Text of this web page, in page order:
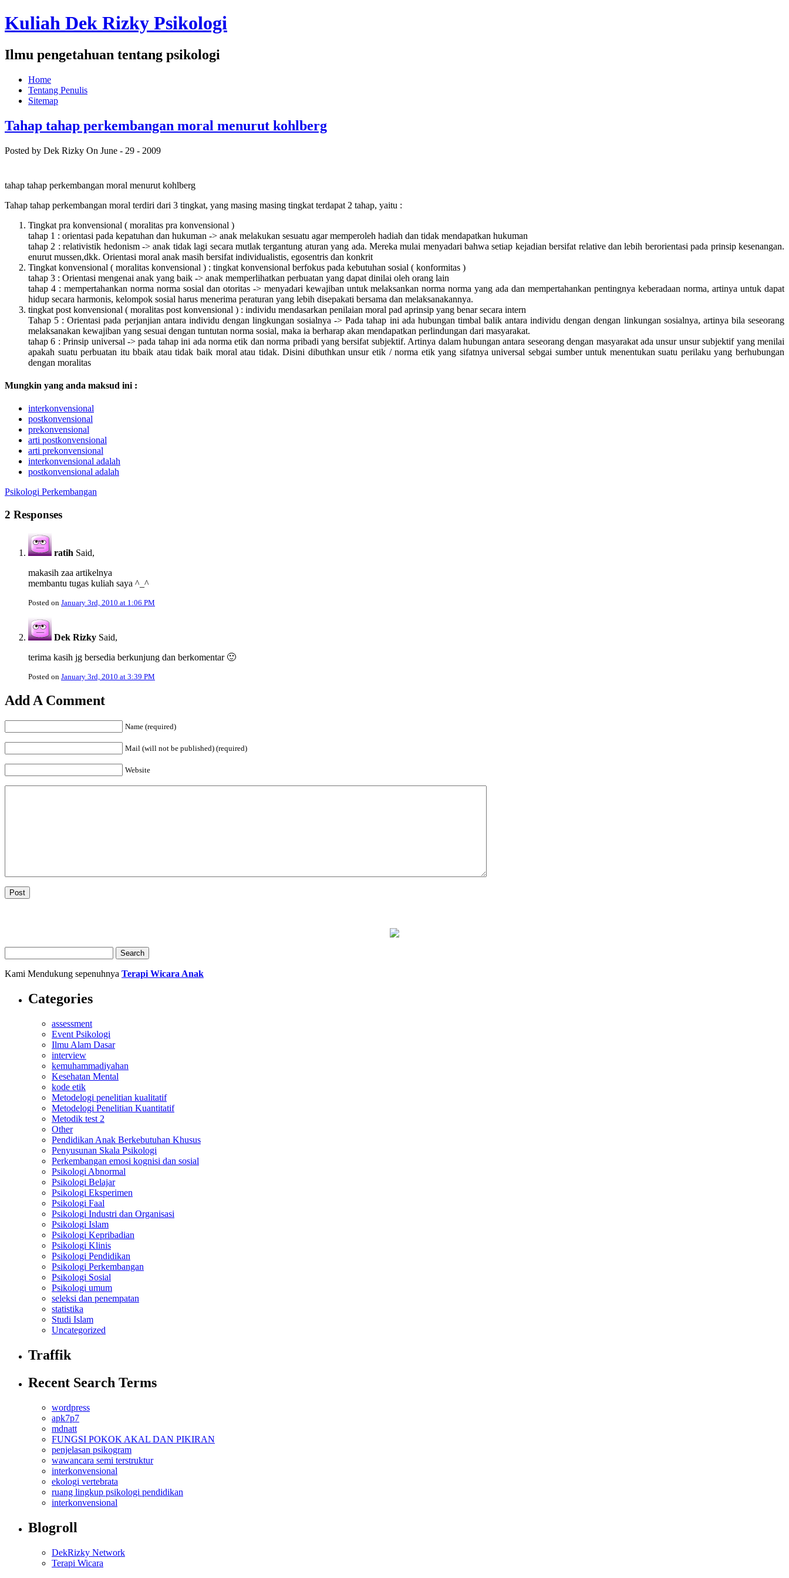
Kuliah Dek Rizky Psikologi
Ilmu pengetahuan tentang psikologi
Home
Tentang Penulis
Sitemap
Tahap tahap perkembangan moral menurut kohlberg
Posted by Dek Rizky On June - 29 - 2009
tahap tahap perkembangan moral menurut kohlberg
Tahap tahap perkembangan moral terdiri dari 3 tingkat, yang masing masing tingkat terdapat 2 tahap, yaitu :
Tingkat pra konvensional ( moralitas pra konvensional )
tahap 1 : orientasi pada kepatuhan dan hukuman -> anak melakukan sesuatu agar memperoleh hadiah dan tidak mendapatkan hukuman
tahap 2 : relativistik hedonism -> anak tidak lagi secara mutlak tergantung aturan yang ada. Mereka mulai menyadari bahwa setiap kejadian bersifat relative dan lebih berorientasi pada prinsip kesenangan.
enurut mussen,dkk. Orientasi moral anak masih bersifat individualistis, egosentris dan konkrit
Tingkat konvensional ( moralitas konvensional ) : tingkat konvensional berfokus pada kebutuhan sosial ( konformitas )
tahap 3 : Orientasi mengenai anak yang baik -> anak memperlihatkan perbuatan yang dapat dinilai oleh orang lain
tahap 4 : mempertahankan norma norma sosial dan otoritas -> menyadari kewajiban untuk melaksankan norma norma yang ada dan mempertahankan pentingnya keberadaan norma, artinya untuk dapat
hidup secara harmonis, kelompok sosial harus menerima peraturan yang lebih disepakati bersama dan melaksanakannya.
tingkat post konvensional ( moralitas post konvensional ) : individu mendasarkan penilaian moral pad aprinsip yang benar secara intern
Tahap 5 : Orientasi pada perjanjian antara individu dengan lingkungan sosialnya -> Pada tahap ini ada hubungan timbal balik antara individu dengan dengan linkungan sosialnya, artinya bila seseorang
melaksanakan kewajiban yang sesuai dengan tuntutan norma sosial, maka ia berharap akan mendapatkan perlindungan dari masyarakat.
tahap 6 : Prinsip universal -> pada tahap ini ada norma etik dan norma pribadi yang bersifat subjektif. Artinya dalam hubungan antara seseorang dengan masyarakat ada unsur unsur subjektif yang menilai
apakah suatu perbuatan itu bbaik atau tidak baik moral atau tidak. Disini dibuthkan unsur etik / norma etik yang sifatnya universal sebgai sumber untuk menentukan suatu perilaku yang berhubungan
dengan moralitas
Mungkin yang anda maksud ini :
interkonvensional
postkonvensional
prekonvensional
arti postkonvensional
arti prekonvensional
interkonvensional adalah
postkonvensional adalah
Psikologi Perkembangan
2 Responses
ratih Said,
makasih zaa artikelnya
membantu tugas kuliah saya ^_^
Posted on January 3rd, 2010 at 1:06 PM
Dek Rizky Said,
terima kasih jg bersedia berkunjung dan berkomentar 🙂
Posted on January 3rd, 2010 at 3:39 PM
Add A Comment
Name (required)
Mail (will not be published) (required)
Website
Kami Mendukung sepenuhnya Terapi Wicara Anak
Categories
assessment
Event Psikologi
Ilmu Alam Dasar
interview
kemuhammadiyahan
Kesehatan Mental
kode etik
Metodelogi penelitian kualitatif
Metodelogi Penelitian Kuantitatif
Metodik test 2
Other
Pendidikan Anak Berkebutuhan Khusus
Penyusunan Skala Psikologi
Perkembangan emosi kognisi dan sosial
Psikologi Abnormal
Psikologi Belajar
Psikologi Eksperimen
Psikologi Faal
Psikologi Industri dan Organisasi
Psikologi Islam
Psikologi Kepribadian
Psikologi Klinis
Psikologi Pendidikan
Psikologi Perkembangan
Psikologi Sosial
Psikologi umum
seleksi dan penempatan
statistika
Studi Islam
Uncategorized
Traffik
Recent Search Terms
wordpress
apk7p7
mdnatt
FUNGSI POKOK AKAL DAN PIKIRAN
penjelasan psikogram
wawancara semi terstruktur
interkonvensional
ekologi vertebrata
ruang lingkup psikologi pendidikan
interkonvensional
Blogroll
DekRizky Network
Terapi Wicara